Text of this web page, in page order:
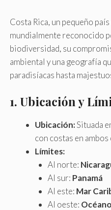
Costa Rica, un pequeño
mundialmente reconocido
biodiversidad, su
ambiental y una geografía
paradisíacas hasta
1. Ubicación y
Ubicación:Situada
con costas en ambos
Límites:
Al norte:
Al sur: Panamá
Al este: Mar
Al oeste: